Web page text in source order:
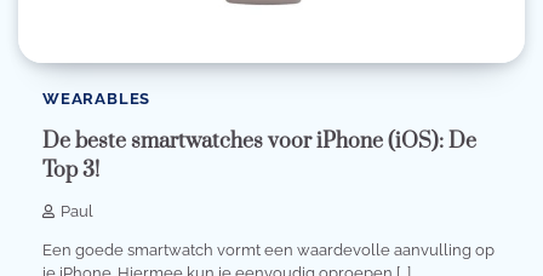
WEARABLES
De beste smartwatches voor iPhone (iOS): De
Top 3!
Paul
Een goede smartwatch vormt een waardevolle aanvulling op